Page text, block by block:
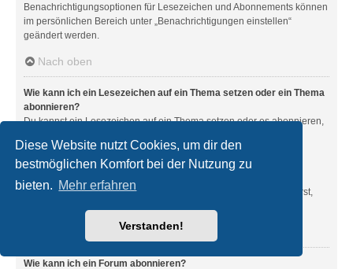
Diese Website nutzt Cookies, um dir den
bestmöglichen Komfort bei der Nutzung zu
bieten. Mehr erfahren
Verstanden!
Benachrichtigungsoptionen für Lesezeichen und Abonnements können
im persönlichen Bereich unter „Benachrichtigungen einstellen“
geändert werden.
Nach oben
Wie kann ich ein Lesezeichen auf ein Thema setzen oder ein Thema
abonnieren?
Du kannst ein Lesezeichen auf ein Thema setzen oder es abonnieren,
auswählst, die sich normalerweise ober- und unterhalb des
Diskussionsverlaufs des Themas befinden.
benachrichtigen, sobald eine Antwort geschrieben wurde“ aktivierst,
Wie kann ich ein Forum abonnieren?